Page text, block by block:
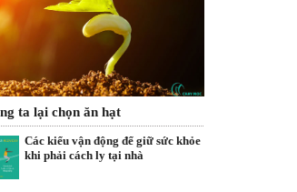
ta lại chọn ăn hạt
Các kiểu vận động để giữ sức khỏe
khi phải cách ly tại nhà